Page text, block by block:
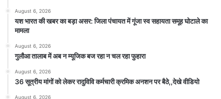
August 6, 2026
यश भारत की खबर का बड़ा असर: जिला पंचायत में गूंजा स्व सहायता समूह घोटाले का
मामला
August 6, 2026
गुलौआ तालाब में अब न म्यूजिक बज रहा न चल रहा फुहारा
August 6, 2026
36 सूत्रीय मांगों को लेकर रादुविवि कर्मचारी क्रमिक अनशन पर बैठे,,देखे वीडियो
August 6, 2026